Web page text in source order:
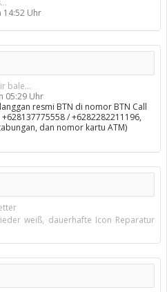
14:52 Uhr
bale...
05:29 Uhr
resmi BTN di nomor BTN Call
/ +6282282211196,
dan nomor kartu ATM)
weiß, dauerhafte Icon Reparatur